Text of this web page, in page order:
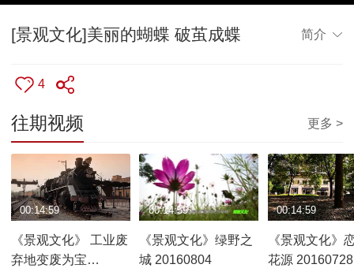
[景观文化]美丽的蝴蝶 破茧成蝶 简介
4
往期视频 更多 >
《景观文化》 工业废
弃地变废为宝
00:14:59
《景观文化》绿野之
城 20160804
00:14:59
《景观文化》
花源 20160728
00:14:59